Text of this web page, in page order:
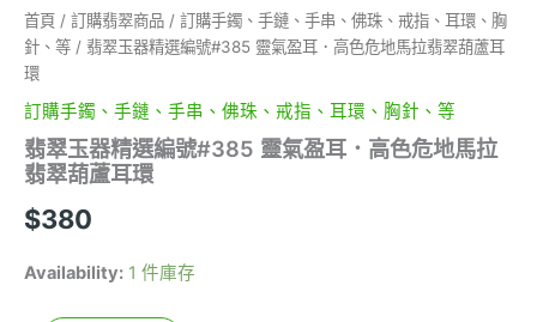
首頁 / 訂購翡翠商品 / 訂購手鐲、手鏈、手串、佛珠、戒指、耳環、胸
針、等 / 翡翠玉器精選編號#385 靈氣盈耳．高色危地馬拉翡翠葫蘆耳
環
訂購手鐲、手鏈、手串、佛珠、戒指、耳環、胸針、等
翡翠玉器精選編號#385 靈氣盈耳．高色危地馬拉
翡翠葫蘆耳環
$380
Availability: 1 件庫存
拉
翡
翠
葫
蘆
環
數
量